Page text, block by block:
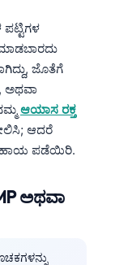
ಜೊತೆಗೆ
ಅಥವಾ
ಆಯಾಸ ರಕ್ತ
ಆದರೆ
ಸಹಾಯ ಪಡೆಯಿರಿ.
ಅಥವಾ